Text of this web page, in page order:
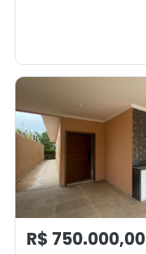
R$ 750.000,00